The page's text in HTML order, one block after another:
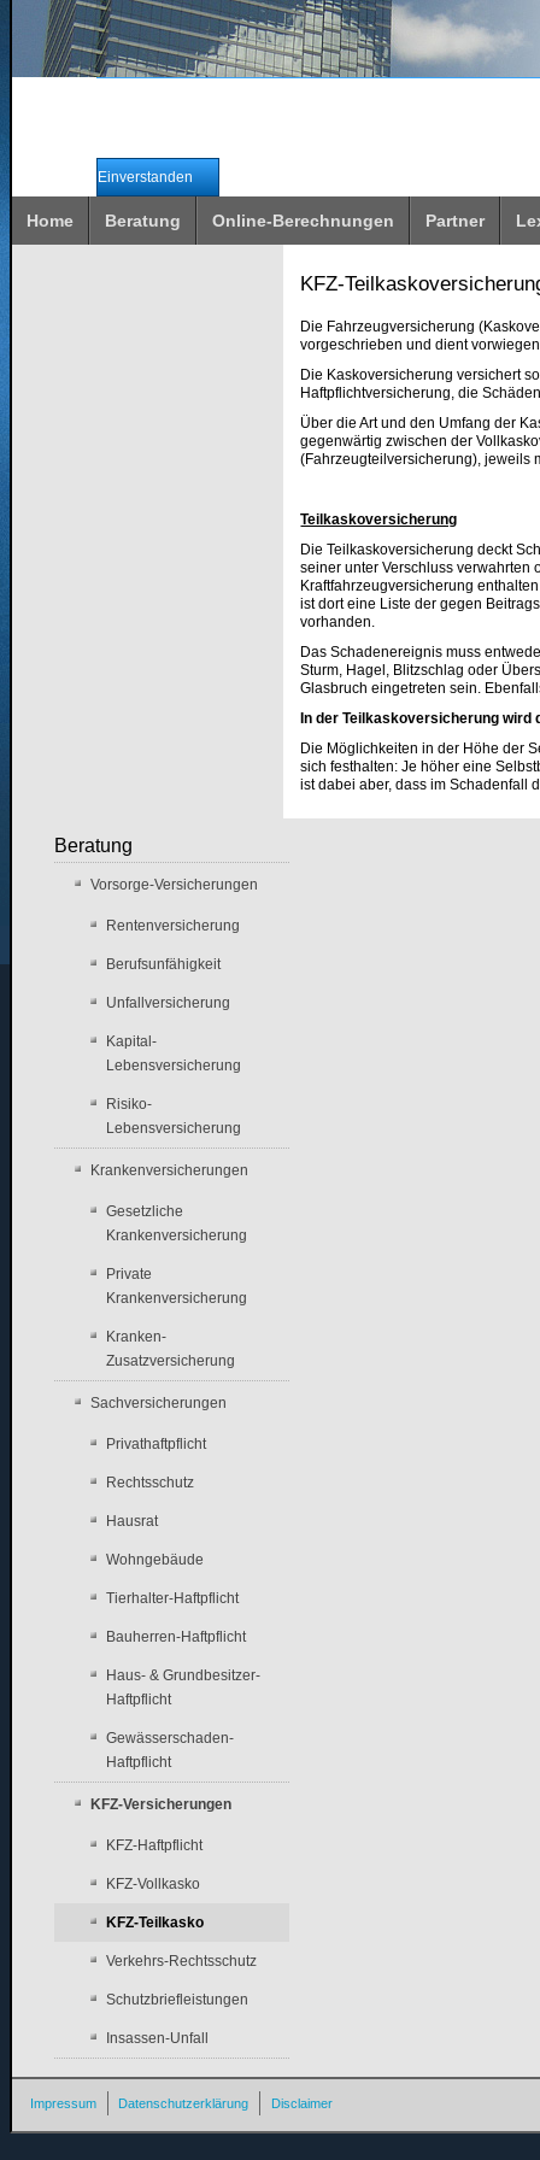
Einverstanden
Home Beratung Online-Berechnungen Partner
KFZ-
Die Fahrzeugversicherung
vorgeschrieben und dient
Die Kaskoversicherung versichert
Haftpflichtversicherung, die
Über die Art und den Umfang der
gegenwärtig zwischen der
(Fahrzeugteilversicherung), jeweils
Teilkaskoversicherung
Die Teilkaskoversicherung deckt
seiner unter Verschluss verwahrten
Kraftfahrzeugversicherung
ist dort eine Liste der gegen
vorhanden.
Das Schadenereignis muss
Sturm, Hagel, Blitzschlag oder
Glasbruch eingetreten sein.
In der Teilkaskoversicherung
Die Möglichkeiten in der Höhe der
sich festhalten: Je höher eine
ist dabei aber, dass im Schadenfall
Beratung
Vorsorge-Versicherungen
Rentenversicherung
Berufsunfähigkeit
Unfallversicherung
Kapital-
Lebensversicherung
Risiko-
Lebensversicherung
Krankenversicherungen
Gesetzliche
Krankenversicherung
Private
Krankenversicherung
Kranken-
Zusatzversicherung
Sachversicherungen
Privathaftpflicht
Rechtsschutz
Hausrat
Wohngebäude
Tierhalter-Haftpflicht
Bauherren-Haftpflicht
Haus- & Grundbesitzer-
Haftpflicht
Gewässerschaden-
Haftpflicht
KFZ-Versicherungen
KFZ-Haftpflicht
KFZ-Vollkasko
KFZ-Teilkasko
Verkehrs-Rechtsschutz
Schutzbriefleistungen
Insassen-Unfall
Impressum Datenschutzerklärung Disclaimer